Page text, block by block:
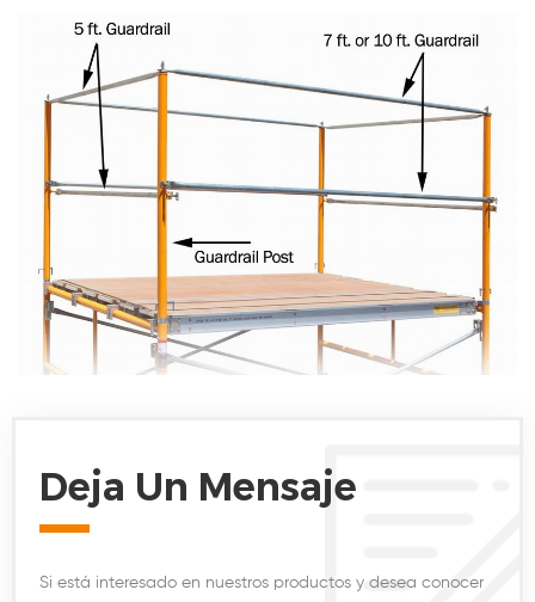
Deja Un Mensaje
Si está interesado en nuestros productos y desea conocer